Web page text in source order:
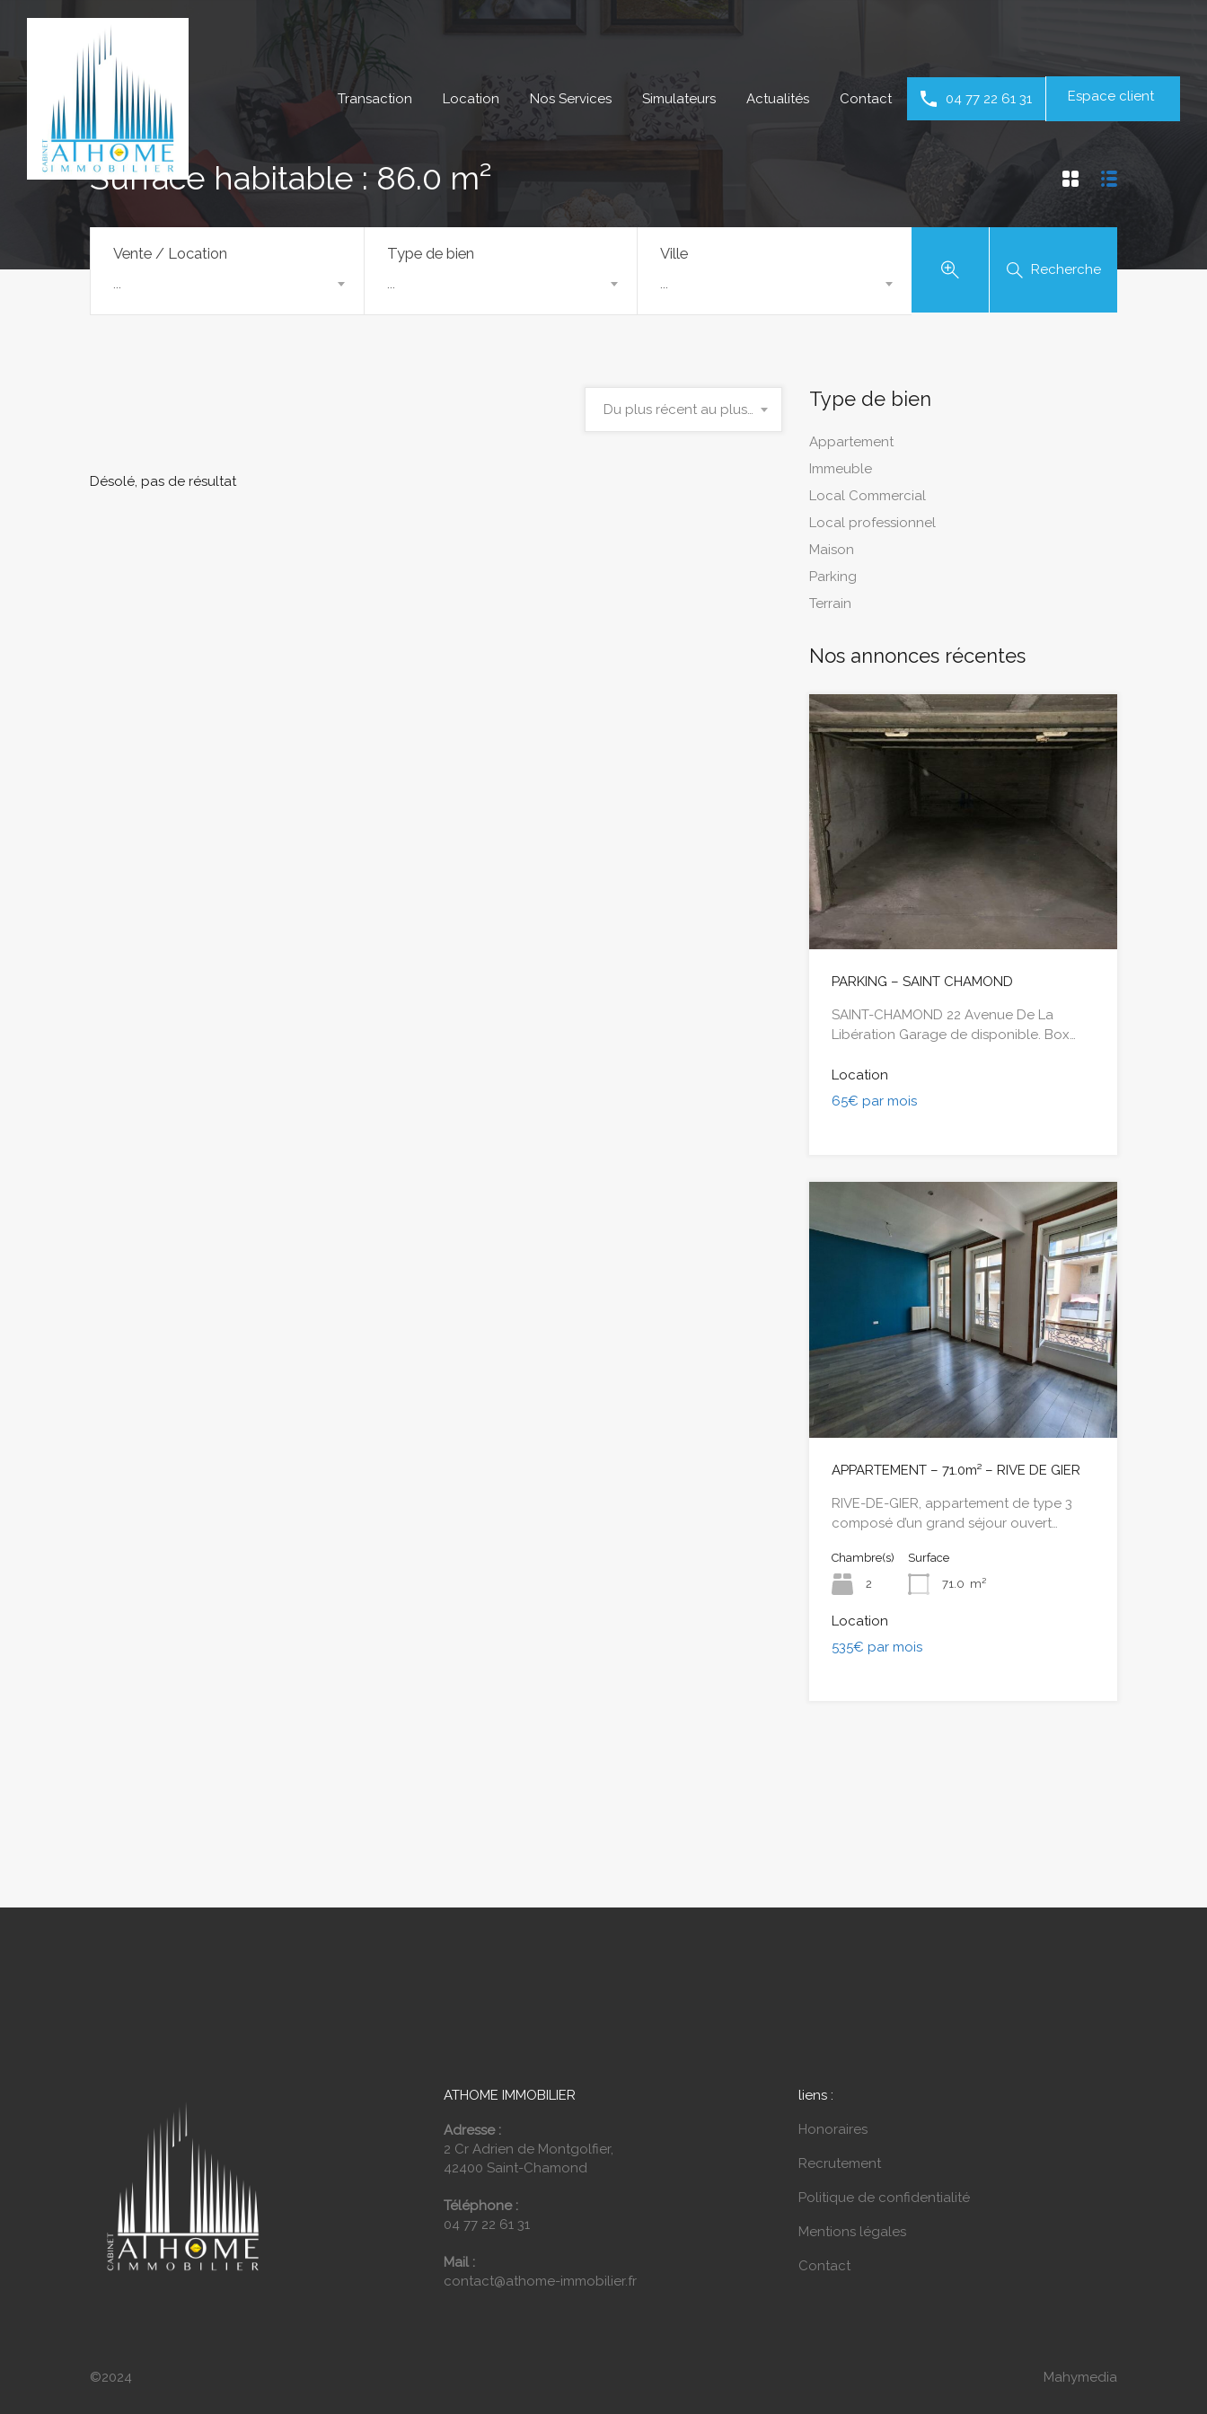
Transaction Location Nos Services Simulateurs Actualités Contact 04 77 22 61 31 Espace client
Surface habitable : 86.0 m²
Vente / Location Type de bien Ville
Recherche
Du plus récent au plus ancien
Désolé, pas de résultat
Type de bien
Appartement
Immeuble
Local Commercial
Local professionnel
Maison
Parking
Terrain
Nos annonces récentes
PARKING – SAINT CHAMOND
SAINT-CHAMOND 22 Avenue De La
Libération Garage de disponible. Box…
Location
65€ par mois
APPARTEMENT – 71.0m² – RIVE DE GIER
RIVE-DE-GIER, appartement de type 3
composé d’un grand séjour ouvert…
Chambre(s)
2
Surface
71.0 m²
Location
535€ par mois
ATHOME IMMOBILIER
Adresse :
2 Cr Adrien de Montgolfier,
42400 Saint-Chamond
Téléphone :
04 77 22 61 31
Mail :
contact@athome-immobilier.fr
liens :
Honoraires
Recrutement
Politique de confidentialité
Mentions légales
Contact
©2024 Mahymedia